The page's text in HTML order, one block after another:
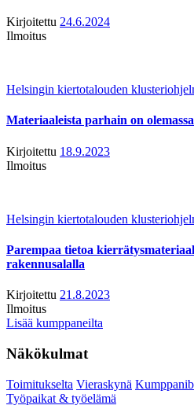
Kirjoitettu 24.6.2024
Ilmoitus
Helsingin kiertotalouden
Materiaaleista parhain on
Kirjoitettu 18.9.2023
Ilmoitus
Helsingin kiertotalouden
Parempaa tietoa
rakennusalalla
Kirjoitettu 21.8.2023
Ilmoitus
Lisää kumppaneilta
Näkökulmat
Toimitukselta Vieraskynä
Työpaikat & työelämä